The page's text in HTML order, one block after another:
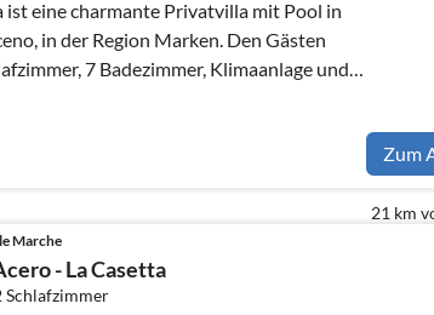
eine charmante Privatvilla mit Pool in
in der Region Marken. Den Gästen
7 Badezimmer, Klimaanlage und
Zum
21 km
Marche
- La Casetta
Schlafzimmer